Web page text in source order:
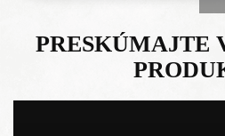
PRESKÚMAJTE